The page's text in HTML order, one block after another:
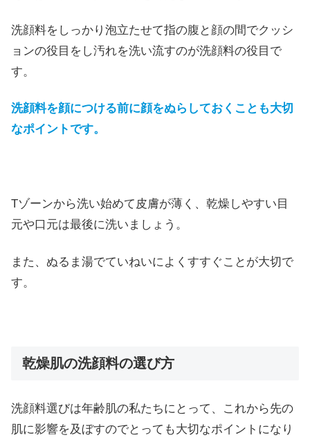
洗顔料をしっかり泡立たせて指の腹と顔の間でクッシ
ョンの役目をし汚れを洗い流すのが洗顔料の役目で
す。
洗顔料を顔につける前に顔をぬらしておくことも大切
なポイントです。
Tゾーンから洗い始めて皮膚が薄く、乾燥しやすい目
元や口元は最後に洗いましょう。
また、ぬるま湯でていねいによくすすぐことが大切で
す。
乾燥肌の洗顔料の選び方
洗顔料選びは年齢肌の私たちにとって、これから先の
肌に影響を及ぼすのでとっても大切なポイントになり